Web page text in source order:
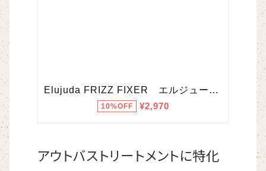
アウトバストリートメントに特化